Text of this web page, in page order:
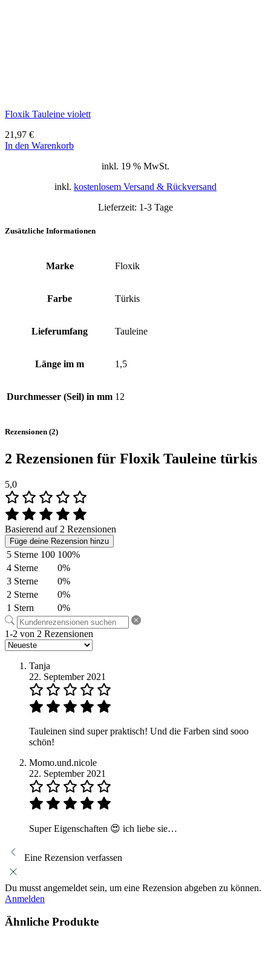
Floxik Tauleine violett
21,97 €
In den Warenkorb
inkl. 19 % MwSt.
inkl. kostenlosem Versand & Rückversand
Lieferzeit: 1-3 Tage
Zusätzliche Informationen
Marke Floxik
Farbe Türkis
Lieferumfang Tauleine
Länge im m 1,5
Durchmesser (Seil) in mm 12
Rezensionen (2)
2 Rezensionen für Floxik Tauleine türkis
5,0
Basierend auf 2 Rezensionen
Füge deine Rezension hinzu
5 Sterne 100 100%
4 Sterne
0%
3 Sterne
0%
2 Sterne
0%
1 Stern
0%
1-2 von 2 Rezensionen
Tanja
22. September 2021
Tauleinen sind super praktisch! Und die Farben sind sooo
schön!
Momo.und.nicole
22. September 2021
Super Eigenschaften 😍 ich liebe sie…
Eine Rezension verfassen
Du musst angemeldet sein, um eine Rezension abgeben zu können.
Anmelden
Ähnliche Produkte